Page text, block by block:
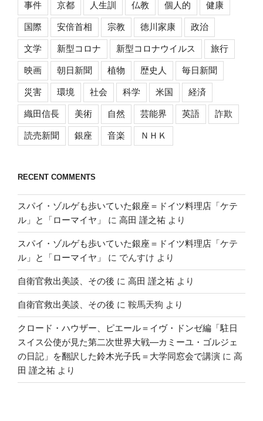
事件 京都 人生訓 仏教 個人的 健康
国際 安倍首相 宗教 徳川家康 政治
文学 新型コロナ 新型コロナウイルス 旅行
映画 朝日新聞 植物 歴史人 毎日新聞
災害 環境 社会 科学 米国 経済
織田信長 美術 自然 芸能界 英語 詐欺
読売新聞 銀座 音楽 ＮＨＫ
RECENT COMMENTS
スパイ・ゾルゲも歩いていた銀座＝ドイツ料理店「ケテ
ル」と「ローマイヤ」
に 高田 謹之祐 より
スパイ・ゾルゲも歩いていた銀座＝ドイツ料理店「ケテ
ル」と「ローマイヤ」
に でんすけ より
自衛官救出美談、その後 に 高田 謹之祐 より
自衛官救出美談、その後 に 鞍馬天狗 より
クロード・ハウザー、ピエール＝イヴ・ドンゼ編「駐日
スイス公使が見た第二次世界大戦―カミーユ・ゴルジェ
の日記」を翻訳した鈴木光子氏＝大学同窓会で講演 に 高
田 謹之祐 より